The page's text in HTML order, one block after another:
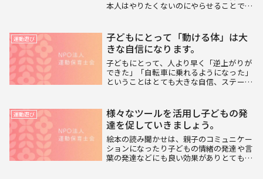
本人はやりたくないのにやらせることで
なります。そのまま中学生になると部活が
始まって忙しく...
運動遊び
子どもにとって「動ける体」は大
きな自信になります。
子どもにとって、人より早く「逆上がりが
できた」「自転車に乗れるようになった」
ということはとても大きな自信、ステータ
す。もちろんこれでできるようになる子も
います。ただ...
運動遊び
様々なツールを活用し子どもの発
達を促していきましょう。
絵本の読み聞かせは、親子のコミュニケー
ションになったり子どもの情緒の発達や言
葉の発達などにも良い効果がありとても良